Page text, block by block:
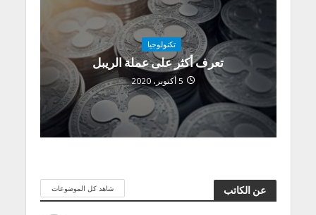
تكنولوجيا
تعرف أكثر على عملة الريبل
5 أكتوبر، 2020
عن الكاتب شاهد كل الموضوعات